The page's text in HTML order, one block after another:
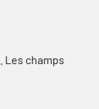
Les champs